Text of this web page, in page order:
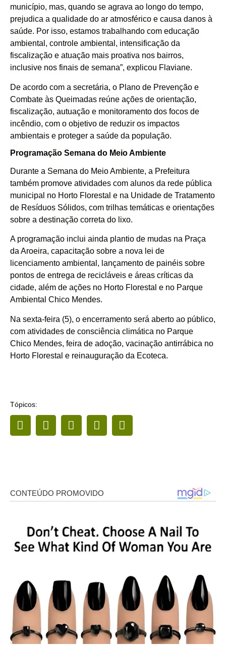
município, mas, quando se agrava ao longo do tempo,
prejudica a qualidade do ar atmosférico e causa danos à
saúde. Por isso, estamos trabalhando com educação
ambiental, controle ambiental, intensificação da
fiscalização e atuação mais proativa nos bairros,
inclusive nos finais de semana”, explicou Flaviane.
De acordo com a secretária, o Plano de Prevenção e
Combate às Queimadas reúne ações de orientação,
fiscalização, autuação e monitoramento dos focos de
incêndio, com o objetivo de reduzir os impactos
ambientais e proteger a saúde da população.
Programação Semana do Meio Ambiente
Durante a Semana do Meio Ambiente, a Prefeitura
também promove atividades com alunos da rede pública
municipal no Horto Florestal e na Unidade de Tratamento
de Resíduos Sólidos, com trilhas temáticas e orientações
sobre a destinação correta do lixo.
A programação inclui ainda plantio de mudas na Praça
da Aroeira, capacitação sobre a nova lei de
licenciamento ambiental, lançamento de painéis sobre
pontos de entrega de recicláveis e áreas críticas da
cidade, além de ações no Horto Florestal e no Parque
Ambiental Chico Mendes.
Na sexta-feira (5), o encerramento será aberto ao público,
com atividades de consciência climática no Parque
Chico Mendes, feira de adoção, vacinação antirrábica no
Horto Florestal e reinauguração da Ecoteca.
Tópicos: